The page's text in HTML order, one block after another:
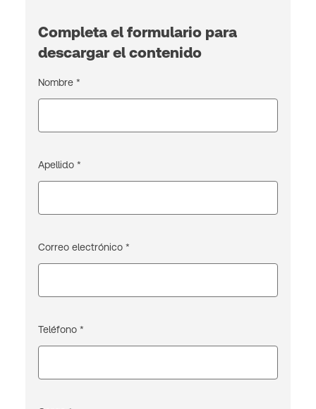
Completa el formulario para
descargar el contenido
Nombre *
Apellido *
Correo electrónico *
Teléfono *